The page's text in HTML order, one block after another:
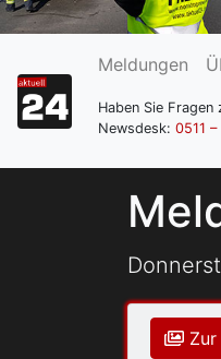
Meldungen
Haben Sie Fragen
Newsdesk: 0511